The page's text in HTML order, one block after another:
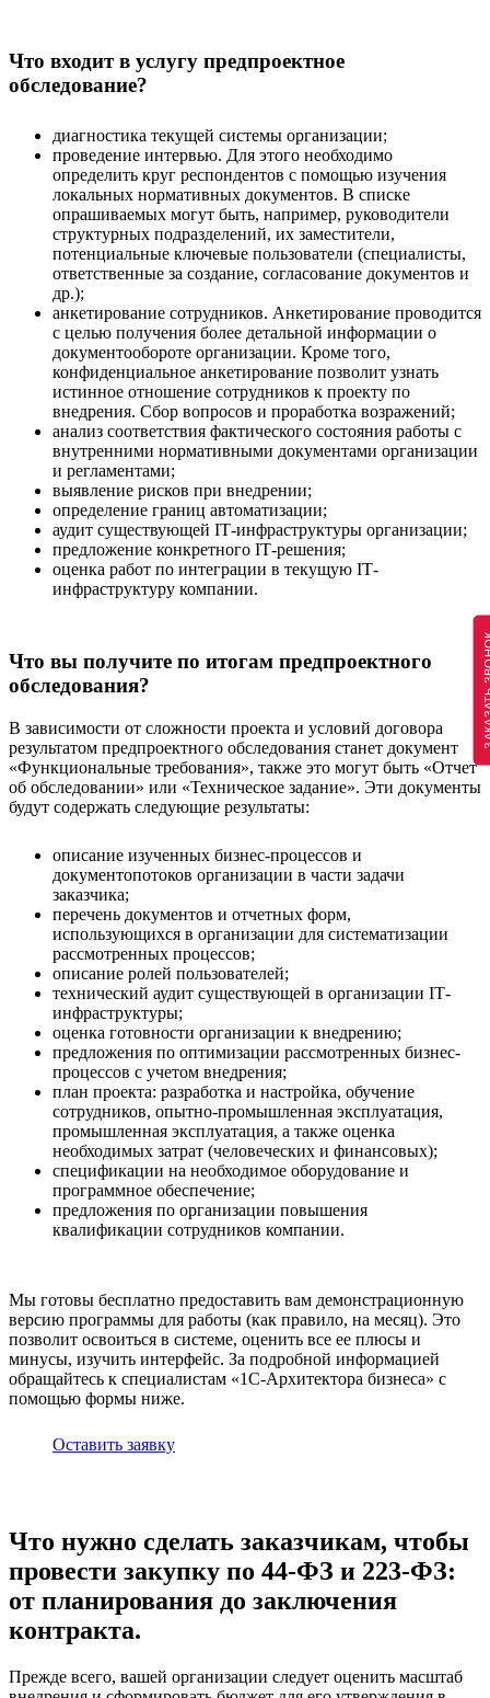
Что входит в услугу предпроектное
обследование?
диагностика текущей системы организации;
проведение интервью. Для этого необходимо
определить круг респондентов с помощью изучения
локальных нормативных документов. В списке
опрашиваемых могут быть, например, руководители
структурных подразделений, их заместители,
потенциальные ключевые пользователи (специалисты,
ответственные за создание, согласование документов и
др.);
анкетирование сотрудников. Анкетирование проводится
с целью получения более детальной информации о
документообороте организации. Кроме того,
конфиденциальное анкетирование позволит узнать
истинное отношение сотрудников к проекту по
внедрения. Сбор вопросов и проработка возражений;
анализ соответствия фактического состояния работы с
внутренними нормативными документами организации
и регламентами;
выявление рисков при внедрении;
определение границ автоматизации;
аудит существующей IТ-инфраструктуры организации;
предложение конкретного IТ-решения;
оценка работ по интеграции в текущую IТ-
инфраструктуру компании.
Что вы получите по итогам предпроектного
обследования?
В зависимости от сложности проекта и условий договора
результатом предпроектного обследования станет документ
«Функциональные требования», также это могут быть «Отчет
об обследовании» или «Техническое задание». Эти документы
будут содержать следующие результаты:
описание изученных бизнес-процессов и
документопотоков организации в части задачи
заказчика;
перечень документов и отчетных форм,
использующихся в организации для систематизации
рассмотренных процессов;
описание ролей пользователей;
технический аудит существующей в организации IТ-
инфраструктуры;
оценка готовности организации к внедрению;
предложения по оптимизации рассмотренных бизнес-
процессов с учетом внедрения;
план проекта: разработка и настройка, обучение
сотрудников, опытно-промышленная эксплуатация,
промышленная эксплуатация, а также оценка
необходимых затрат (человеческих и финансовых);
спецификации на необходимое оборудование и
программное обеспечение;
предложения по организации повышения
квалификации сотрудников компании.
Мы готовы бесплатно предоставить вам демонстрационную
версию программы для работы (как правило, на месяц). Это
позволит освоиться в системе, оценить все ее плюсы и
минусы, изучить интерфейс. За подробной информацией
обращайтесь к специалистам «1С-Архитектора бизнеса» с
помощью формы ниже.
Оставить заявку
Что нужно сделать заказчикам, чтобы
провести закупку по 44-ФЗ и 223-ФЗ:
от планирования до заключения
контракта.
Прежде всего, вашей организации следует оценить масштаб